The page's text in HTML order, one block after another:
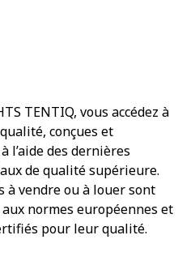
TENTIQ, vous accédez à
conçues et
l’aide des dernières
de qualité supérieure.
vendre ou à louer sont
normes européennes et
pour leur qualité.